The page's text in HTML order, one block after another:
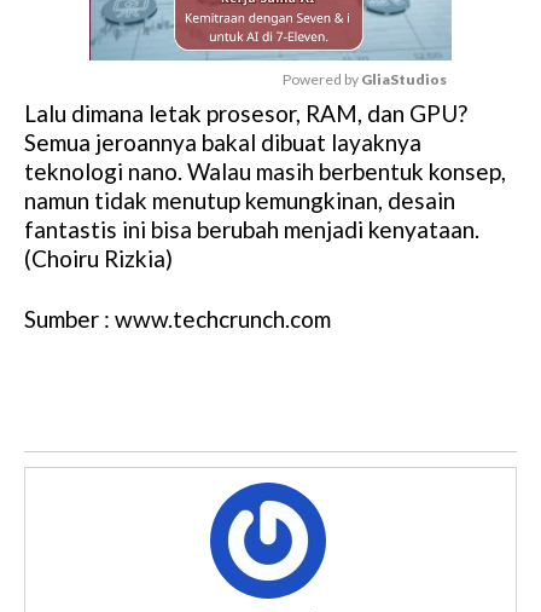
M
u
t
e
Powered by GliaStudios
Lalu dimana letak prosesor, RAM, dan GPU?
Semua jeroannya bakal dibuat layaknya
teknologi nano. Walau masih berbentuk konsep,
namun tidak menutup kemungkinan, desain
fantastis ini bisa berubah menjadi kenyataan.
(Choiru Rizkia)
Sumber : www.techcrunch.com